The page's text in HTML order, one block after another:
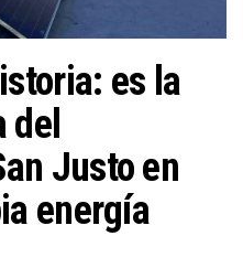
es la
Justo en
energía